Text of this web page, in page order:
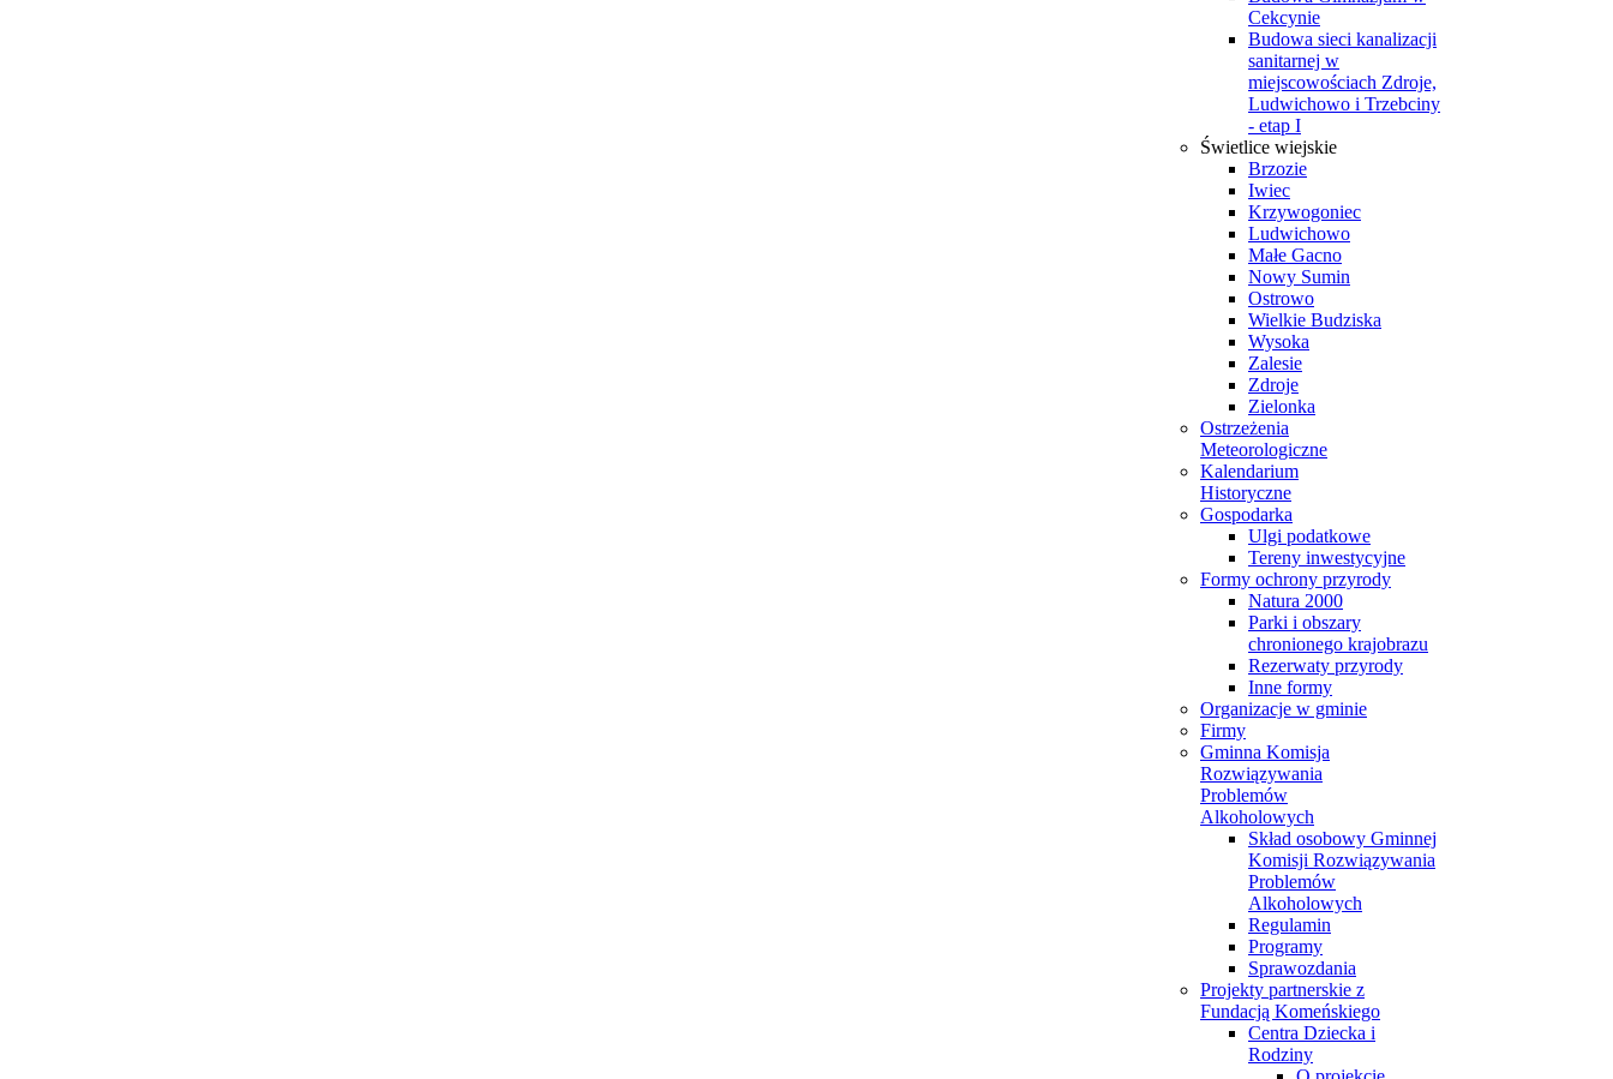
Cekcynie
Budowa sieci kanalizacji
sanitarnej w
miejscowościach Zdroje,
Ludwichowo i Trzebciny
- etap I
Świetlice wiejskie
Brzozie
Iwiec
Krzywogoniec
Ludwichowo
Małe Gacno
Nowy Sumin
Ostrowo
Wielkie Budziska
Wysoka
Zalesie
Zdroje
Zielonka
Ostrzeżenia
Meteorologiczne
Kalendarium
Historyczne
Gospodarka
Ulgi podatkowe
Tereny inwestycyjne
Formy ochrony przyrody
Natura 2000
Parki i obszary
chronionego krajobrazu
Rezerwaty przyrody
Inne formy
Organizacje w gminie
Firmy
Gminna Komisja
Rozwiązywania
Problemów
Alkoholowych
Skład osobowy Gminnej
Komisji Rozwiązywania
Problemów
Alkoholowych
Regulamin
Programy
Sprawozdania
Projekty partnerskie z
Fundacją Komeńskiego
Centra Dziecka i
Rodziny